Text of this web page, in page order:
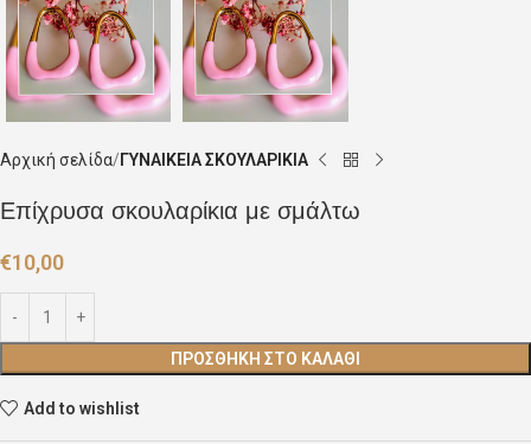
Αρχική σελίδα ΓΥΝΑΙΚΕΙΑ ΣΚΟΥΛΑΡΙΚΙΑ
Επίχρυσα σκουλαρίκια με σμάλτω
€10,00
ΠΡΟΣΘΉΚΗ ΣΤΟ ΚΑΛΆΘΙ
Add to wishlist